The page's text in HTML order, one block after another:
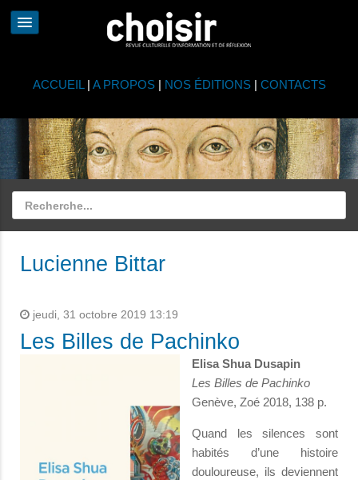
ACCUEIL | A PROPOS| NOS ÉDITIONS| CONTACTS
Lucienne Bittar
jeudi, 31 octobre 2019 13:19
Les Billes de Pachinko
Elisa Shua Dusapin
Les Billes de Pachinko
Genève, Zoé 2018, 138 p.
Quand les silences sont
habités d’une histoire
douloureuse, ils deviennent